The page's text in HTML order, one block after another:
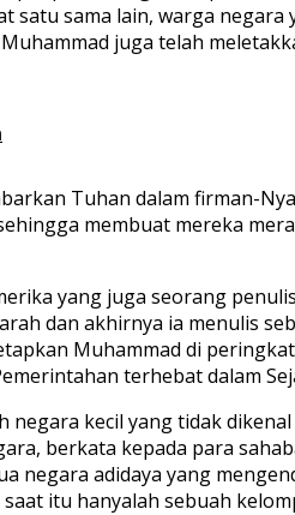
satu sama lain, warga
juga telah
Tuhan dalam firman-
membuat mereka
yang juga seorang
dan akhirnya ia menulis
Muhammad di
terhebat dalam
kecil yang tidak
berkata kepada para
negara adidaya yang
itu hanyalah sebuah